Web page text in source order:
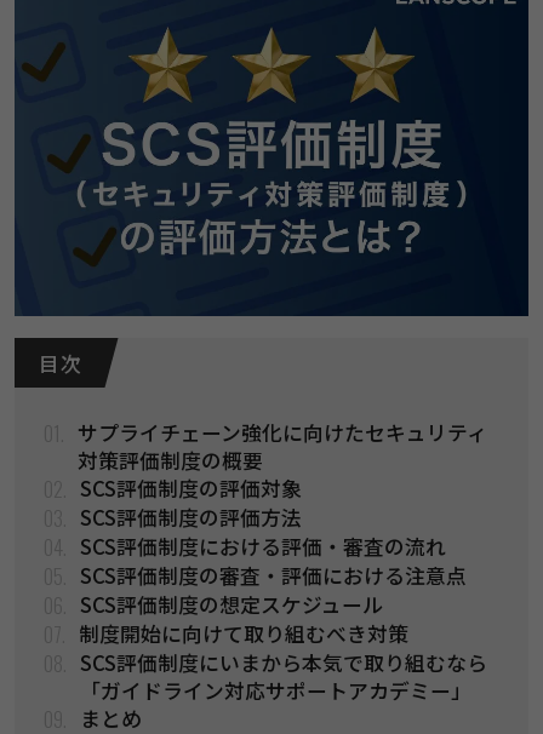
目 次
サプライチェーン強化に向けたセキュリティ
対策評価制度の概要
SCS評価制度の評価対象
SCS評価制度の評価方法
SCS評価制度における評価・審査の流れ
SCS評価制度の審査・評価における注意点
SCS評価制度の想定スケジュール
制度開始に向けて取り組むべき対策
SCS評価制度にいまから本気で取り組むなら
「ガイドライン対応サポートアカデミー」
まとめ